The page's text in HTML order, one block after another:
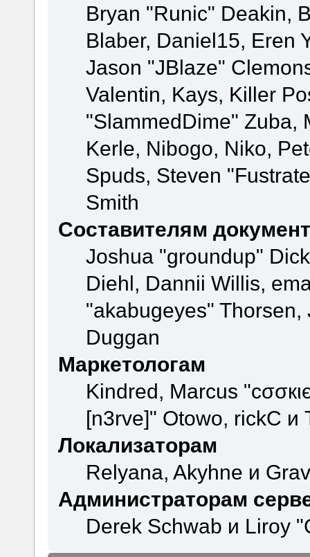
Bryan "Runic" Deakin,
Blaber, Daniel15, Eren
Jason "JBlaze"
Valentin, Kays, Killer
"SlammedDime" Zuba,
Kerle, Nibogo, Niko,
Spuds, Steven
Smith
Составителям
Joshua "groundup"
Diehl, Dannii Willis,
"akabugeyes"
Duggan
Маркетологам
Kindred, Marcus
[n3rve]" Otowo, rickC и
Локализаторам
Relyana, Akyhne и
Администраторам
Derek Schwab и Liroy